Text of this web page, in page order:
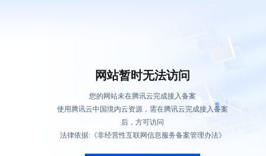
网站暂时无法访问
您的网站未在腾讯云完成接入备案
使用腾讯云中国境内云资源，需在腾讯云完成接入备案
后，方可访问
法律依据:《非经营性互联网信息服务备案管理办法》